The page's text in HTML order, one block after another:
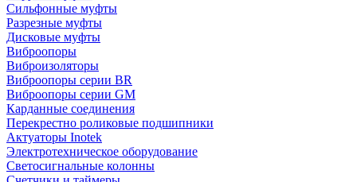
Сильфонные муфты
Разрезные муфты
Дисковые муфты
Виброопоры
Виброизоляторы
Виброопоры серии BR
Виброопоры серии GM
Карданные соединения
Перекрестно роликовые подшипники
Актуаторы Inotek
Электротехническое оборудование
Светосигнальные колонны